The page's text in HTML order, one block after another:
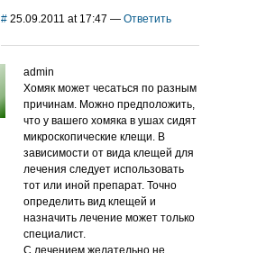
# 25.09.2011 at 17:47 — Ответить
admin
Хомяк может чесаться по разным
причинам. Можно предположить,
что у вашего хомяка в ушах сидят
микроскопические клещи. В
зависимости от вида клещей для
лечения следует использовать
тот или иной препарат. Точно
определить вид клещей и
назначить лечение может только
специалист.
С лечением желательно не